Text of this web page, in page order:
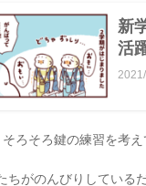
新
活
ろそろ鍵の練習を考え
ちがのんびりしている